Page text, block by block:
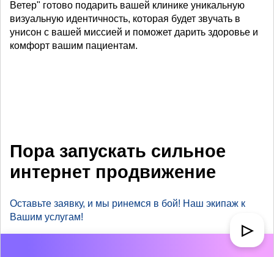
Ветер" готово подарить вашей клинике уникальную
визуальную идентичность, которая будет звучать в
унисон с вашей миссией и поможет дарить здоровье и
комфорт вашим пациентам.
Пора запускать сильное
интернет продвижение
Оставьте заявку, и мы ринемся в бой! Наш экипаж к
Вашим услугам!
▷